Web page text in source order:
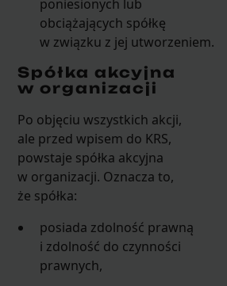
poniesionych lub
obciążających spółkę
w związku z jej utworzeniem.
Spółka akcyjna
w organizacji
Po objęciu wszystkich akcji,
ale przed wpisem do KRS,
powstaje spółka akcyjna
w organizacji. Oznacza to,
że spółka:
posiada zdolność prawną
i zdolność do czynności
prawnych,